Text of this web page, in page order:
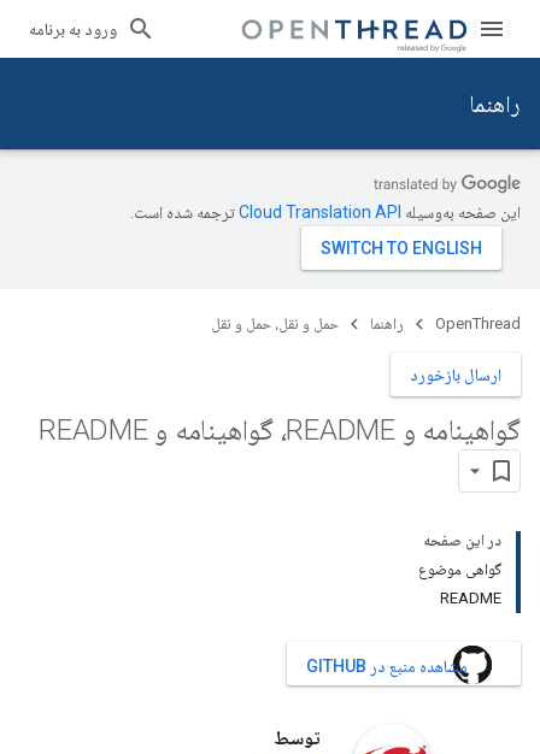
ورود به برنامه
راهنما
این صفحه به‌وسیله ترجمه شده است.
OpenThread راهنما حمل و نقل، حمل و نقل
ارسال بازخورد
گواهینامه و README، گواهینامه و README
در این صفحه
گواهی موضوع
README
مشاهده منبع در GITHUB
توسط